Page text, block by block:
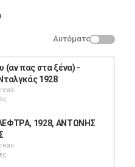
Αυτόματο
(αν πας στα ξένα) -
1928
1928, ΑΝΤΩΝΗΣ